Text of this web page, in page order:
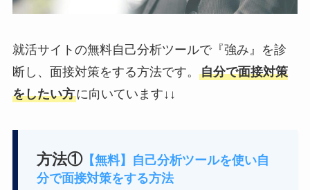
就活サイトの無料自己分析ツールで『強み』を診
断し、面接対策をする方法です。 自分で面接対策
をしたい方に向いています↓↓
方法①【無料】自己分析ツールを使い自
分で面接対策をする方法